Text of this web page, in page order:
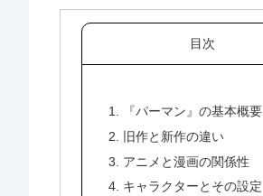
目次
1. 『パーマン』の基本概要
2. 旧作と新作の違い
3. アニメと漫画の関係性
4. キャラクターとその設定